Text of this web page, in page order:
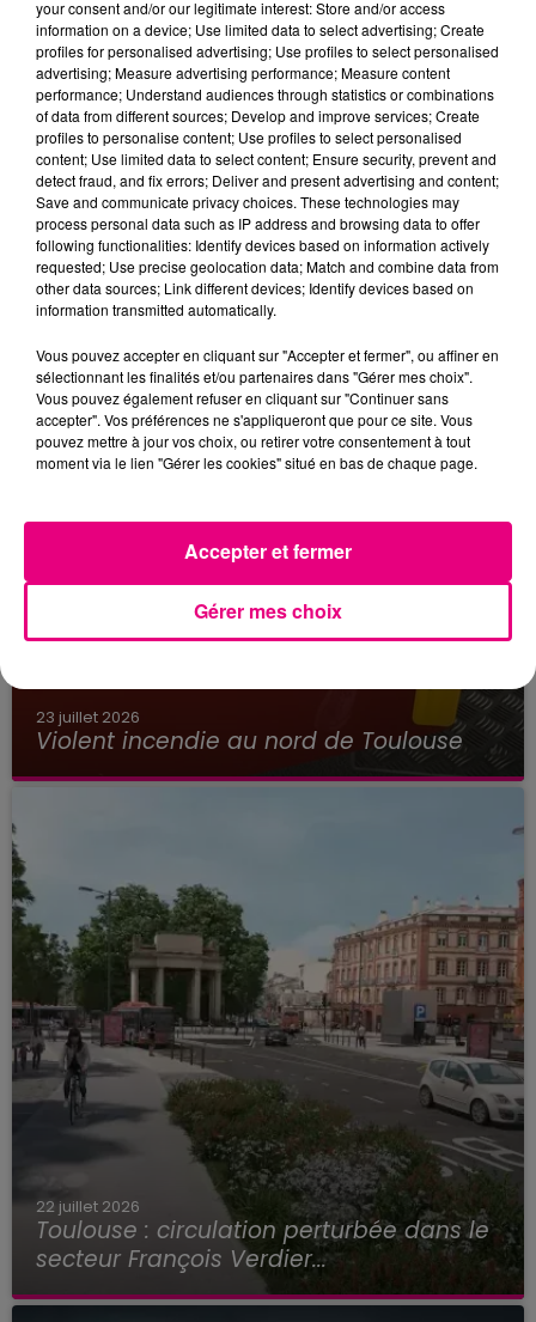
24 juillet 2026
Incendie à Plaisance-du-Touch : des
habitations évacuées face à...
23 juillet 2026
Violent incendie au nord de Toulouse
22 juillet 2026
Toulouse : circulation perturbée dans le
secteur François Verdier...
your consent and/or our legitimate interest: Store and/or access
information on a device; Use limited data to select advertising; Create
profiles for personalised advertising; Use profiles to select personalised
advertising; Measure advertising performance; Measure content
performance; Understand audiences through statistics or combinations
of data from different sources; Develop and improve services; Create
profiles to personalise content; Use profiles to select personalised
content; Use limited data to select content; Ensure security, prevent and
detect fraud, and fix errors; Deliver and present advertising and content;
Save and communicate privacy choices. These technologies may
process personal data such as IP address and browsing data to offer
following functionalities: Identify devices based on information actively
requested; Use precise geolocation data; Match and combine data from
other data sources; Link different devices; Identify devices based on
information transmitted automatically.
Vous pouvez accepter en cliquant sur "Accepter et fermer", ou affiner en
sélectionnant les finalités et/ou partenaires dans "Gérer mes choix".
Vous pouvez également refuser en cliquant sur "Continuer sans
accepter". Vos préférences ne s'appliqueront que pour ce site. Vous
pouvez mettre à jour vos choix, ou retirer votre consentement à tout
moment via le lien "Gérer les cookies" situé en bas de chaque page.
Gérer mes choix
Accepter et fermer